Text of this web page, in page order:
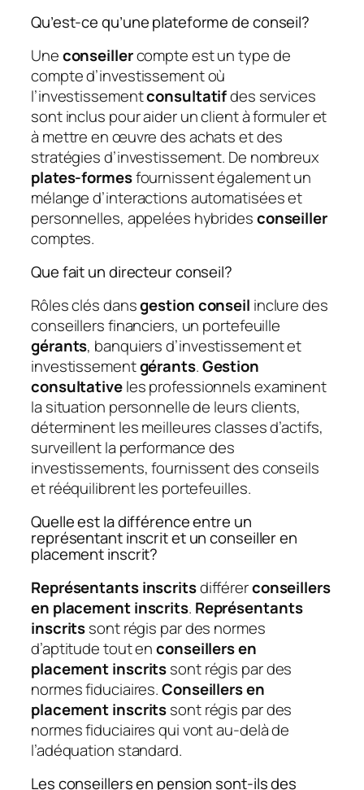
Qu’est-ce qu’une plateforme de conseil?
Uneconseillercompte est un type de
compte d’investissement où
l’investissementconsultatifdes services
sont inclus pour aider un client à formuler et
à mettre en œuvre des achats et des
stratégies d’investissement. De nombreux
plates-formesfournissent également un
mélange d’interactions automatisées et
personnelles, appelées hybridesconseiller
comptes.
Que fait un directeur conseil?
Rôles clés dansgestion conseil inclure des
conseillers financiers, un portefeuille
gérants, banquiers d’investissement et
investissementgérants.Gestion
consultativeles professionnels examinent
la situation personnelle de leurs clients,
déterminent les meilleures classes d’actifs,
surveillent la performance des
investissements, fournissent des conseils
et rééquilibrent les portefeuilles.
Quelle est la différence entre un
représentant inscrit et un conseiller en
placement inscrit?
Représentants inscritsdifférerconseillers
en placement inscrits. Représentants
inscritssont régis par des normes
d’aptitude tout enconseillers en
placement inscritssont régis par des
normes fiduciaires.Conseillers en
placement inscritssont régis par des
normes fiduciaires qui vont au-delà de
l’adéquation standard.
Les conseillers en pension sont-ils des